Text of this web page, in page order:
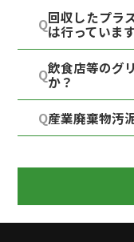
Q回収したプラ
は行っていま
Q飲食店等のグ
か？
Q産業廃棄物汚